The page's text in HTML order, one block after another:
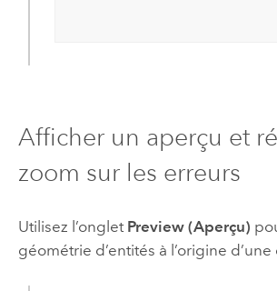
Afficher un aperçu et
zoom sur les erreurs
Utilisez l’onglet Preview (Aperçu)
géométrie d’entités à l’origine d’une